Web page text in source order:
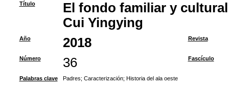
Título
El fondo familiar y
Cui Yingying
Año 2018 Revista
Número 36 Fascículo
Palabras clave Padres; Caracterización; Historia del ala oeste